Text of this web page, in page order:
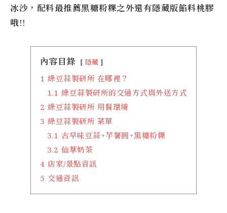
冰沙，配料最推薦黑糖粉粿之外還有隱藏版餡料桃膠
哦!!
內容目錄 隱藏
1 綠豆蒜製研所 在哪裡？
1.1 綠豆蒜製研所的交通方式與外送方式
2 綠豆蒜製研所 用餐環境
3 綠豆蒜製研所 菜單
3.1 古早味豆蒜+芋薯圓+黑糖粉粿
3.2 仙草奶茶
4 店家/景點資訊
5 交通資訊